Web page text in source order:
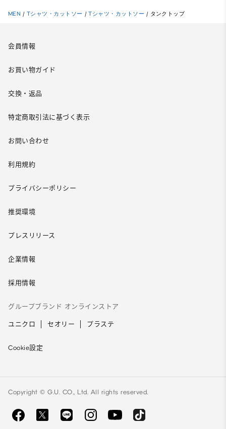
MEN / Tシャツ・カットソー / Tシャツ・カットソー / タンクトップ
会員情報
お買い物ガイド
交換・返品
特定商取引法に基づく表示
お問い合わせ
利用規約
プライバシーポリシー
推奨環境
プレスリリース
企業情報
採用情報
グループブランド オンラインストア
ユニクロ セオリー プラステ
Cookie設定
Copyright © G.U. CO., Ltd. All rights reserved.